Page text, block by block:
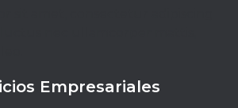
Empresariales